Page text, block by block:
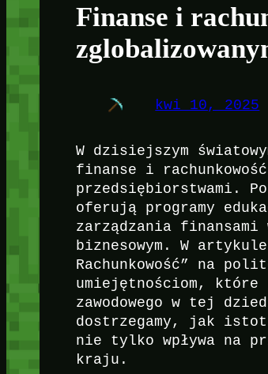
Finanse i
kwi 10, 2025
W dzisiejszym
finanse i
przedsiębiorstwami.
oferują programy
zarządzania finansami
biznesowym. W
Rachunkowość” na
umiejętnościom, które
zawodowego w tej
dostrzegamy, jak
nie tylko wpływa na
kraju.